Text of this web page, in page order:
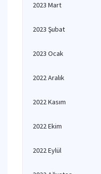
2023 Mart
2023 Şubat
2023 Ocak
2022 Aralık
2022 Kasım
2022 Ekim
2022 Eylül